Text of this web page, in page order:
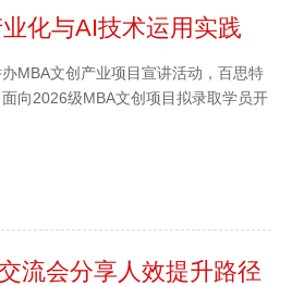
化与AI技术运用实践
MBA文创产业项目宣讲活动，百思特
向2026级MBA文创项目拟录取学员开
流会分享人效提升路径